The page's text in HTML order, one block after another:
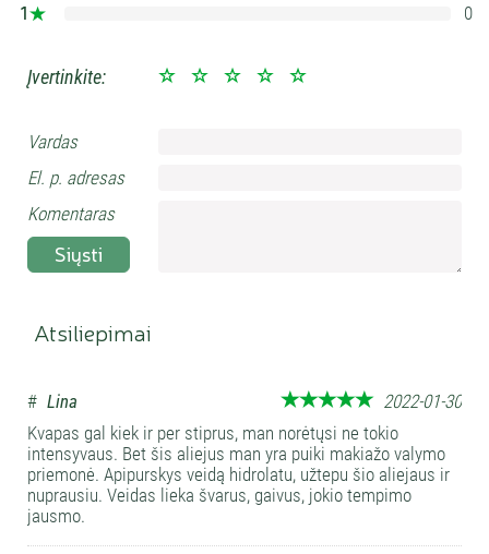
1
0
Įvertinkite:
Vardas
El. p. adresas
Komentaras
Siųsti
Atsiliepimai
# Lina
2022-01-30
Kvapas gal kiek ir per stiprus, man norėtųsi ne tokio
intensyvaus. Bet šis aliejus man yra puiki makiažo valymo
priemonė. Apipurskys veidą hidrolatu, užtepu šio aliejaus ir
nuprausiu. Veidas lieka švarus, gaivus, jokio tempimo
jausmo.